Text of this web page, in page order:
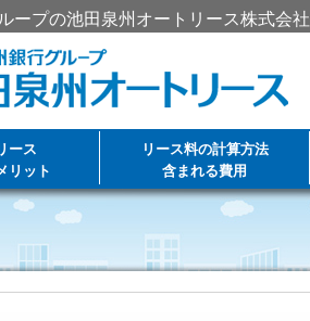
ープの池田泉州オートリース株式会社
ース
リット
リース料の計算方法
含まれる費用